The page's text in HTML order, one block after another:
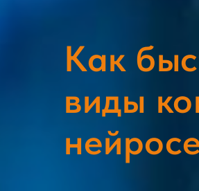
Как
виды